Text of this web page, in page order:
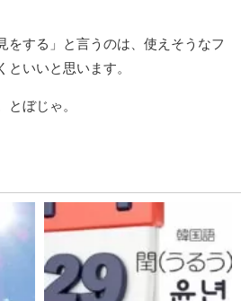
をする」と言うのは、使えそうなフ
といいと思います。
とぼじゃ。